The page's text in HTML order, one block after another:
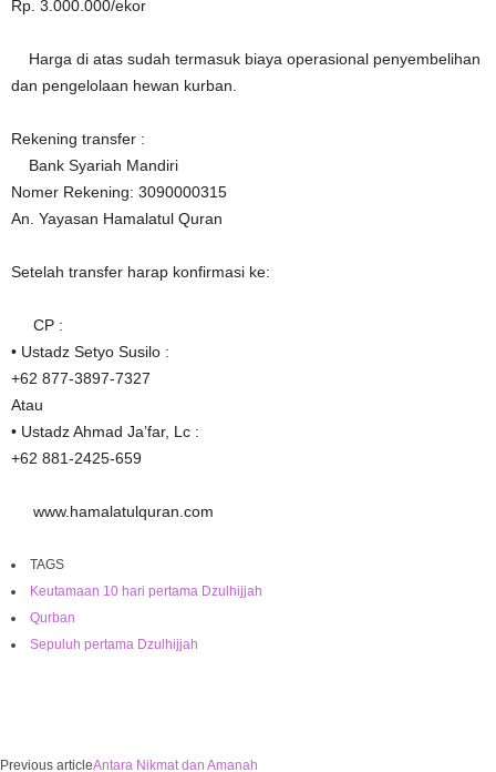
Rp. 3.000.000/ekor
Harga di atas sudah termasuk biaya operasional penyembelihan
dan pengelolaan hewan kurban.
Rekening transfer :
Bank Syariah Mandiri
Nomer Rekening: 3090000315
An. Yayasan Hamalatul Quran
Setelah transfer harap konfirmasi ke:
CP :
• Ustadz Setyo Susilo :
+62 877-3897-7327
Atau
• Ustadz Ahmad Ja’far, Lc :
+62 881-2425-659
www.hamalatulquran.com
TAGS
Keutamaan 10 hari pertama Dzulhijjah
Qurban
Sepuluh pertama Dzulhijjah
Previous articleAntara Nikmat dan Amanah